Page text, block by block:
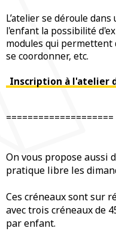
L’atelier se déroule
l'enfant la possibilité
modules qui permettent
se coordonner, etc.
Inscription à l'atelier
====================
On vous propose aussi
pratique libre les
Ces créneaux sont sur
avec trois créneaux de
par enfant.